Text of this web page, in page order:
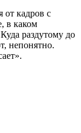
от кадров с
в каком
раздутому до
непонятно.